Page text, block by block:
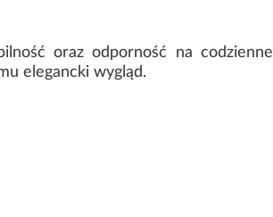
oraz odporność na codzienne
elegancki wygląd.